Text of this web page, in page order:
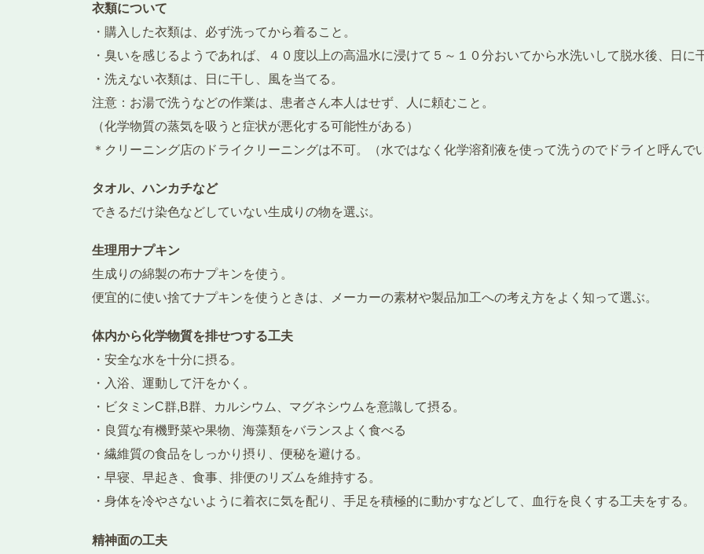
衣類について
・購入した衣類は、必ず洗ってから着ること。
・臭いを感じるようであれば、４０度以上の高温水に浸けて５～１０分おいてから水洗いして脱水後、日に
・洗えない衣類は、日に干し、風を当てる。
注意：お湯で洗うなどの作業は、患者さん本人はせず、人に頼むこと。
（化学物質の蒸気を吸うと症状が悪化する可能性がある）
＊クリーニング店のドライクリーニングは不可。（水ではなく化学溶剤液を使って洗うのでドライと呼んで
タオル、ハンカチなど
できるだけ染色などしていない生成りの物を選ぶ。
生理用ナプキン
生成りの綿製の布ナプキンを使う。
便宜的に使い捨てナプキンを使うときは、メーカーの素材や製品加工への考え方をよく知って選ぶ。
体内から化学物質を排せつする工夫
・安全な水を十分に摂る。
・入浴、運動して汗をかく。
・ビタミンC群,B群、カルシウム、マグネシウムを意識して摂る。
・良質な有機野菜や果物、海藻類をバランスよく食べる
・繊維質の食品をしっかり摂り、便秘を避ける。
・早寝、早起き、食事、排便のリズムを維持する。
・身体を冷やさないように着衣に気を配り、手足を積極的に動かすなどして、血行を良くする工夫をする。
精神面の工夫